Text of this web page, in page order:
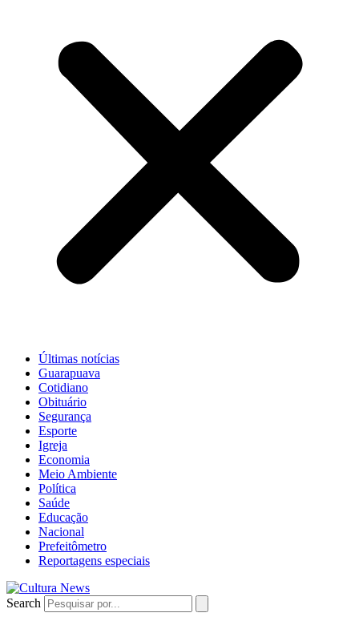
Últimas notícias
Guarapuava
Cotidiano
Obituário
Segurança
Esporte
Igreja
Economia
Meio Ambiente
Política
Saúde
Educação
Nacional
Prefeitômetro
Reportagens especiais
Search